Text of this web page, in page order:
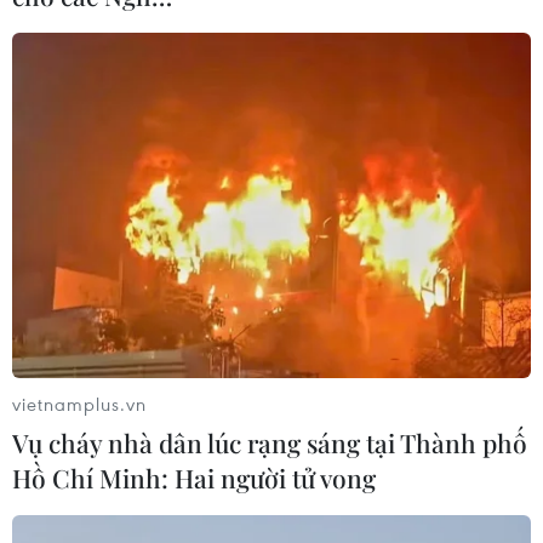
đầu vụ đâm dao ở trung tâm London
06/08/2026 06:00
Hàn Quốc tăng cường giải pháp
ngăn chặn đánh bạc trực tuyến trong
quân đội
06/08/2026 04:52
Khẩn trường khám nghiệm
hiện trường, điều tra nguyên nhân
vụ cháy chợ Biên Hòa
vietnamplus.vn
Vụ cháy nhà dân lúc rạng sáng tại Thành phố
Hồ Chí Minh: Hai người tử vong